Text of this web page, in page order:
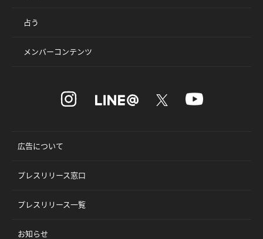
占う
メンバーコンテンツ
広告について
プレスリリース窓口
プレスリリース一覧
お知らせ